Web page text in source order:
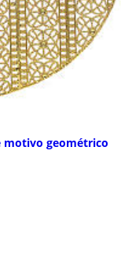
motivo geométrico